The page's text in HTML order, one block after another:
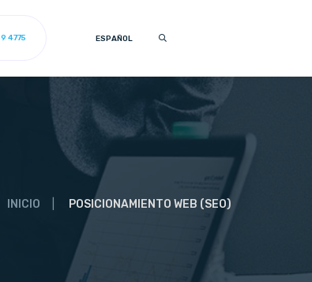
4775 ESPAÑOL
INICIO POSICIONAMIENTO WEB (SEO)